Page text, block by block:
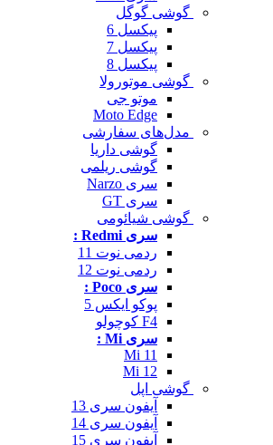
گوشی گوگل
پیکسل 6
پیکسل 7
پیکسل 8
گوشی موتورولا
موتو جی
Moto Edge
مدل‌های سفارشی
گوشی داریا
گوشی ریلمی
سری Narzo
سری GT
گوشی شیائومی
سری Redmi :
ردمی نوت 11
ردمی نوت 12
سری Poco :
پوکو ایکس 5
F4 کوچولو
سری Mi :
Mi 11
Mi 12
گوشی اپل
آیفون سری 13
آیفون سری 14
آیفون سری 15